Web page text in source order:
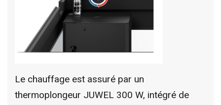
Le chauffage est assuré par un
thermoplongeur JUWEL 300 W, intégré de